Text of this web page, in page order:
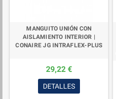
MANGUITO UNIÓN CON
AISLAMIENTO INTERIOR |
CONAIRE JG INTRAFLEX-PLUS
29,22 €
DETALLES